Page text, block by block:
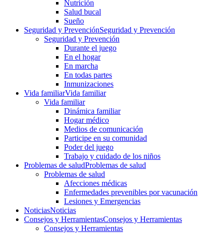
Nutrición
Salud bucal
Sueño
Seguridad y PrevenciónSeguridad y Prevención
Seguridad y Prevención
Durante el juego
En el hogar
En marcha
En todas partes
Inmunizaciones
Vida familiarVida familiar
Vida familiar
Dinámica familiar
Hogar médico
Medios de comunicación
Participe en su comunidad
Poder del juego
Trabajo y cuidado de los niños
Problemas de saludProblemas de salud
Problemas de salud
Afecciones médicas
Enfermedades prevenibles por vacunación
Lesiones y Emergencias
NoticiasNoticias
Consejos y HerramientasConsejos y Herramientas
Consejos y Herramientas